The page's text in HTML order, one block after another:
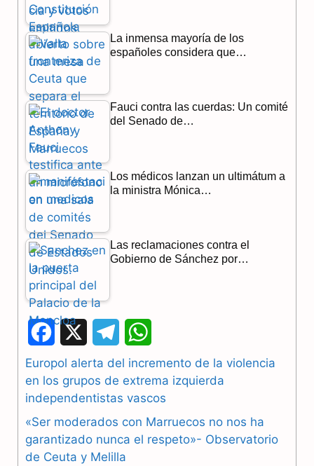
k
La inmensa mayoría de los
españoles considera que…
Fauci contra las cuerdas: Un comité
del Senado de…
Los médicos lanzan un ultimátum a
la ministra Mónica…
Las reclamaciones contra el
Gobierno de Sánchez por…
a
c
b
e
g
h
a
s
Europol alerta del incremento de la violencia
en los grupos de extrema izquierda
independentistas vascos
«Ser moderados con Marruecos no nos ha
garantizado nunca el respeto»- Observatorio
de Ceuta y Melilla